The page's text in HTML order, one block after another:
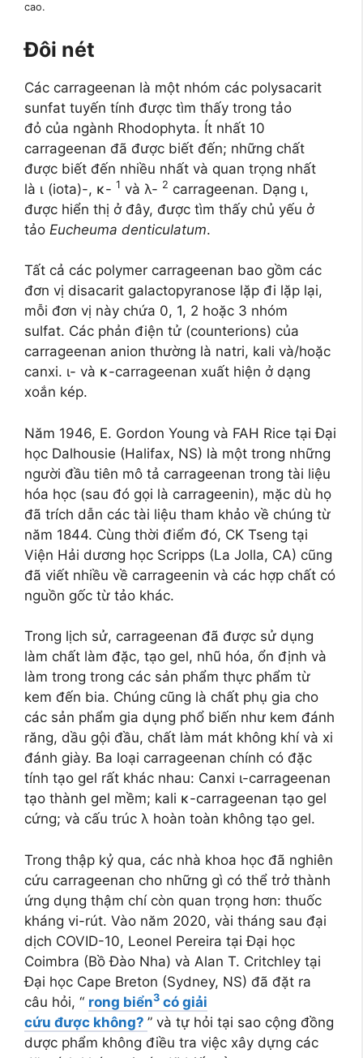
cao.
Đôi nét
Các carrageenan là một nhóm các polysacarit
sunfat tuyến tính được tìm thấy trong tảo
đỏ của ngành Rhodophyta. Ít nhất 10
carrageenan đã được biết đến; những chất
được biết đến nhiều nhất và quan trọng nhất
là ι (iota)-, κ- 1 và λ- 2 carrageenan. Dạng ι,
được hiển thị ở đây, được tìm thấy chủ yếu ở
tảo Eucheuma denticulatum.
Tất cả các polymer carrageenan bao gồm các
đơn vị disacarit galactopyranose lặp đi lặp lại,
mỗi đơn vị này chứa 0, 1, 2 hoặc 3 nhóm
sulfat. Các phản điện tử (counterions) của
carrageenan anion thường là natri, kali và/hoặc
canxi. ι- và κ-carrageenan xuất hiện ở dạng
xoắn kép.
Năm 1946, E. Gordon Young và FAH Rice tại Đại
học Dalhousie (Halifax, NS) là một trong những
người đầu tiên mô tả carrageenan trong tài liệu
hóa học (sau đó gọi là carrageenin), mặc dù họ
đã trích dẫn các tài liệu tham khảo về chúng từ
năm 1844. Cùng thời điểm đó, CK Tseng tại
Viện Hải dương học Scripps (La Jolla, CA) cũng
đã viết nhiều về carrageenin và các hợp chất có
nguồn gốc từ tảo khác.
Trong lịch sử, carrageenan đã được sử dụng
làm chất làm đặc, tạo gel, nhũ hóa, ổn định và
làm trong trong các sản phẩm thực phẩm từ
kem đến bia. Chúng cũng là chất phụ gia cho
các sản phẩm gia dụng phổ biến như kem đánh
răng, dầu gội đầu, chất làm mát không khí và xi
đánh giày. Ba loại carrageenan chính có đặc
tính tạo gel rất khác nhau: Canxi ι-carrageenan
tạo thành gel mềm; kali κ-carrageenan tạo gel
cứng; và cấu trúc λ hoàn toàn không tạo gel.
Trong thập kỷ qua, các nhà khoa học đã nghiên
cứu carrageenan cho những gì có thể trở thành
ứng dụng thậm chí còn quan trọng hơn: thuốc
kháng vi-rút. Vào năm 2020, vài tháng sau đại
dịch COVID-10, Leonel Pereira tại Đại học
Coimbra (Bồ Đào Nha) và Alan T. Critchley tại
Đại học Cape Breton (Sydney, NS) đã đặt ra
câu hỏi, “ rong biển3 có giải
cứu được không? ” và tự hỏi tại sao cộng đồng
dược phẩm không điều tra việc xây dựng các